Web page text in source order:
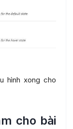
hình xong cho
cho bài